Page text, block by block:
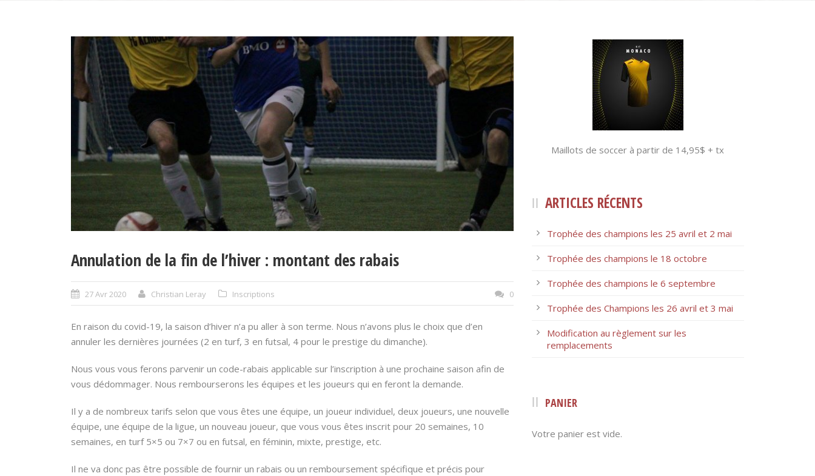
Annulation de la fin de l’hiver : montant des rabais
27 Avr 2020 Christian Leray Inscriptions 0
En raison du covid-19, la saison d’hiver n’a pu aller à son terme. Nous n’avons plus le choix que d’en
annuler les dernières journées (2 en turf, 3 en futsal, 4 pour le prestige du dimanche).
Nous vous vous ferons parvenir un code-rabais applicable sur l’inscription à une prochaine saison afin de
vous dédommager. Nous rembourserons les équipes et les joueurs qui en feront la demande.
Il y a de nombreux tarifs selon que vous êtes une équipe, un joueur individuel, deux joueurs, une nouvelle
équipe, une équipe de la ligue, un nouveau joueur, que vous vous êtes inscrit pour 20 semaines, 10
semaines, en turf 5×5 ou 7×7 ou en futsal, en féminin, mixte, prestige, etc.
Il ne va donc pas être possible de fournir un rabais ou un remboursement spécifique et précis pour
Maillots de soccer à partir de 14,95$ + tx
ARTICLES RÉCENTS
Trophée des champions les 25 avril et 2 mai
Trophée des champions le 18 octobre
Trophée des champions le 6 septembre
Trophée des Champions les 26 avril et 3 mai
Modification au règlement sur les
remplacements
PANIER
Votre panier est vide.